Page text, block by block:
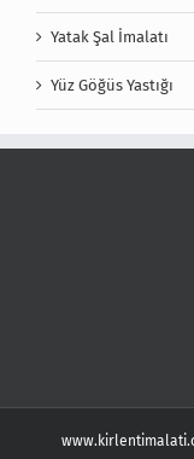
Yatak Şal İmalatı
Yüz Göğüs Yastığı